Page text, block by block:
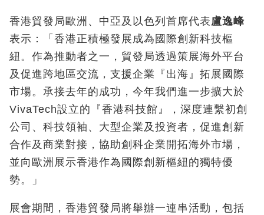
香港貿發局歐洲、中亞及以色列首席代表盧逸峰
表示：「香港正積極發展成為國際創新科技樞
紐。作為推動者之一，貿發局透過策展海外平台
及促進跨地區交流，支援企業『出海』拓展國際
市場。承接去年的成功，今年我們進一步擴大於
VivaTech設立的『香港科技館』，深度連繫初創
公司、科技領袖、大型企業及投資者，促進創新
合作及商業對接，協助創科企業開拓海外市場，
並向歐洲展示香港作為國際創新樞紐的獨特優
勢。」
展會期間，香港貿發局將舉辦一連串活動，包括